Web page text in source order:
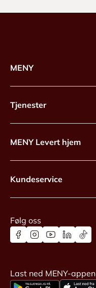
MENY
Tjenester
MENY Levert hjem
Kundeservice
Følg oss
Last ned MENY-appen